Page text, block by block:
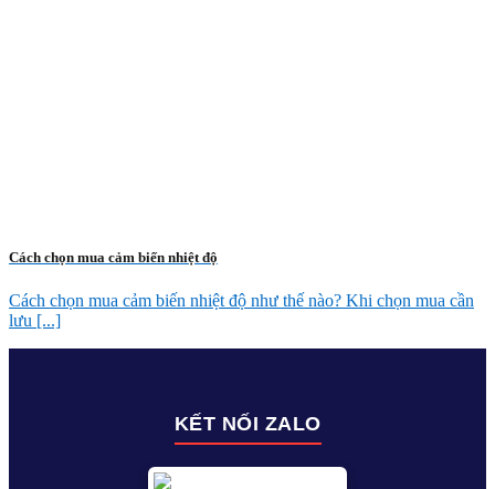
Cách chọn mua cảm biến nhiệt độ
Cách chọn mua cảm biến nhiệt độ như thế nào? Khi chọn mua cần
lưu [...]
KẾT NỐI ZALO